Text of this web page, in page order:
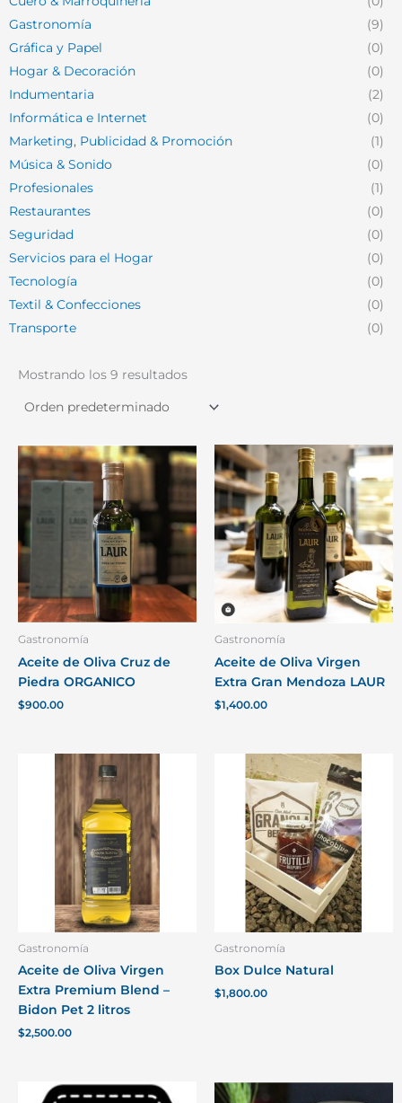
Gastronomía
(9)
Gráfica y Papel
(0)
Hogar & Decoración
(0)
Indumentaria
(2)
Informática e Internet
(0)
Marketing, Publicidad & Promoción
(1)
Música & Sonido
(0)
Profesionales
(1)
Restaurantes
(0)
Seguridad
(0)
Servicios para el Hogar
(0)
Tecnología
(0)
Textil & Confecciones
(0)
Transporte
(0)
Mostrando los 9 resultados
Gastronomía
Aceite de Oliva Cruz de
Piedra ORGANICO
$900.00
Gastronomía
Aceite de Oliva Virgen
Extra Gran Mendoza LAUR
$1,400.00
Gastronomía
Aceite de Oliva Virgen
Extra Premium Blend –
Bidon Pet 2 litros
$2,500.00
Gastronomía
Box Dulce Natural
$1,800.00